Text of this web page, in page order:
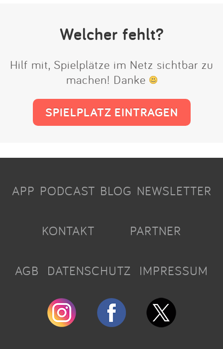
Welcher fehlt?
Hilf mit, Spielplätze im Netz sichtbar zu
machen! Danke
SPIELPLATZ EINTRAGEN
APP PODCAST BLOG NEWSLETTER
KONTAKT PARTNER
AGB DATENSCHUTZ IMPRESSUM